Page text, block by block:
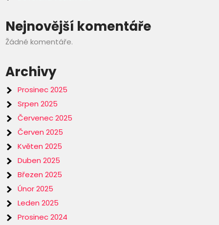
Nejnovější komentáře
Žádné komentáře.
Archivy
Prosinec 2025
Srpen 2025
Červenec 2025
Červen 2025
Květen 2025
Duben 2025
Březen 2025
Únor 2025
Leden 2025
Prosinec 2024